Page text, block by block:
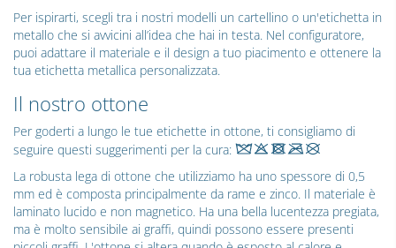
Per ispirarti, scegli tra i nostri modelli un cartellino o un'etichetta in
metallo che si avvicini all’idea che hai in testa. Nel configuratore,
puoi adattare il materiale e il design a tuo piacimento e ottenere la
tua etichetta metallica personalizzata.
Il nostro ottone
Per goderti a lungo le tue etichette in ottone, ti consigliamo di
seguire questi suggerimenti per la cura:
La robusta lega di ottone che utilizziamo ha uno spessore di 0,5
mm ed è composta principalmente da rame e zinco. Il materiale è
laminato lucido e non magnetico. Ha una bella lucentezza pregiata,
ma è molto sensibile ai graffi, quindi possono essere presenti